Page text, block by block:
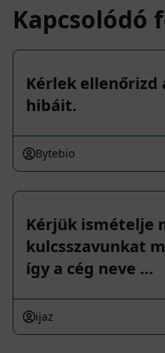
Kapcsolódó
Kérlek
hibáit.
Bytebio
Kérjük ismételje
kulcsszavunkat
így a cég neve …
ijaz